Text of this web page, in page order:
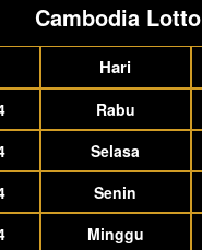
Cambodia Lotto
Hari
Rabu
Selasa
Senin
Minggu